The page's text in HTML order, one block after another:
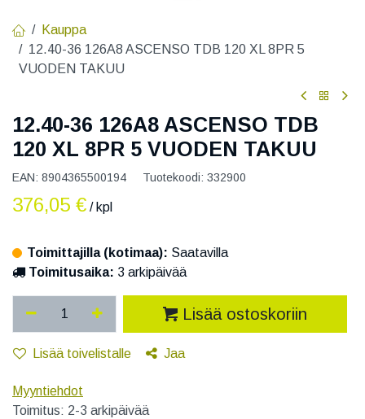
Kauppa
12.40-36 126A8 ASCENSO TDB 120 XL 8PR 5
VUODEN TAKUU
12.40-36 126A8 ASCENSO TDB
120 XL 8PR 5 VUODEN TAKUU
EAN: 8904365500194 Tuotekoodi: 332900
376,05 € / kpl
Toimittajilla (kotimaa): Saatavilla
Toimitusaika: 3 arkipäivää
Lisää ostoskoriin
Lisää toivelistalle Jaa
Myyntiehdot
Toimitus: 2-3 arkipäivää